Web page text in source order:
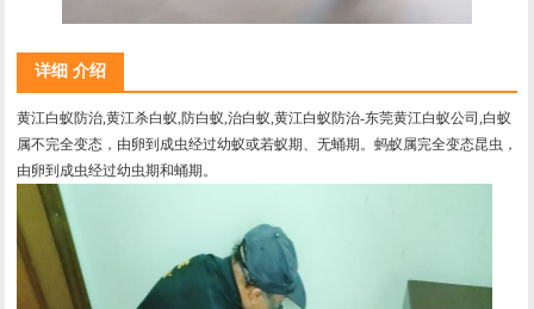
详细 介绍
黄江白蚁防治,黄江杀白蚁,防白蚁,治白蚁,黄江白蚁防治-东莞黄江白蚁公司,白蚁
属不完全变态，由卵到成虫经过幼蚁或若蚁期、无蛹期。蚂蚁属完全变态昆虫，
由卵到成虫经过幼虫期和蛹期。